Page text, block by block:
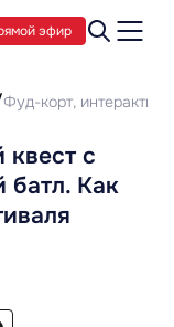
эфир
Фуд-корт,
с
батл. Как